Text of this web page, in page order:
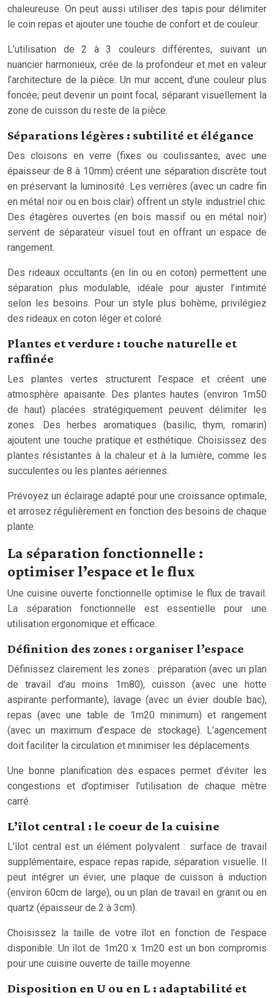
chaleureuse. On peut aussi utiliser des tapis pour délimiter
le coin repas et ajouter une touche de confort et de couleur.
L’utilisation de 2 à 3 couleurs différentes, suivant un
nuancier harmonieux, crée de la profondeur et met en valeur
l’architecture de la pièce. Un mur accent, d’une couleur plus
foncée, peut devenir un point focal, séparant visuellement la
zone de cuisson du reste de la pièce.
Séparations légères : subtilité et élégance
Des cloisons en verre (fixes ou coulissantes, avec une
épaisseur de 8 à 10mm) créent une séparation discrète tout
en préservant la luminosité. Les verrières (avec un cadre fin
en métal noir ou en bois clair) offrent un style industriel chic.
Des étagères ouvertes (en bois massif ou en métal noir)
servent de séparateur visuel tout en offrant un espace de
rangement.
Des rideaux occultants (en lin ou en coton) permettent une
séparation plus modulable, idéale pour ajuster l’intimité
selon les besoins. Pour un style plus bohème, privilégiez
des rideaux en coton léger et coloré.
Plantes et verdure : touche naturelle et
raffinée
Les plantes vertes structurent l’espace et créent une
atmosphère apaisante. Des plantes hautes (environ 1m50
de haut) placées stratégiquement peuvent délimiter les
zones. Des herbes aromatiques (basilic, thym, romarin)
ajoutent une touche pratique et esthétique. Choisissez des
plantes résistantes à la chaleur et à la lumière, comme les
succulentes ou les plantes aériennes.
Prévoyez un éclairage adapté pour une croissance optimale,
et arrosez régulièrement en fonction des besoins de chaque
plante.
La séparation fonctionnelle :
optimiser l’espace et le flux
Une cuisine ouverte fonctionnelle optimise le flux de travail.
La séparation fonctionnelle est essentielle pour une
utilisation ergonomique et efficace.
Définition des zones : organiser l’espace
Définissez clairement les zones : préparation (avec un plan
de travail d’au moins 1m80), cuisson (avec une hotte
aspirante performante), lavage (avec un évier double bac),
repas (avec une table de 1m20 minimum) et rangement
(avec un maximum d’espace de stockage). L’agencement
doit faciliter la circulation et minimiser les déplacements.
Une bonne planification des espaces permet d’éviter les
congestions et d’optimiser l’utilisation de chaque mètre
carré.
L’îlot central : le coeur de la cuisine
L’îlot central est un élément polyvalent : surface de travail
supplémentaire, espace repas rapide, séparation visuelle. Il
peut intégrer un évier, une plaque de cuisson à induction
(environ 60cm de large), ou un plan de travail en granit ou en
quartz (épaisseur de 2 à 3cm).
Choisissez la taille de votre îlot en fonction de l’espace
disponible. Un îlot de 1m20 x 1m20 est un bon compromis
pour une cuisine ouverte de taille moyenne.
Disposition en U ou en L : adaptabilité et